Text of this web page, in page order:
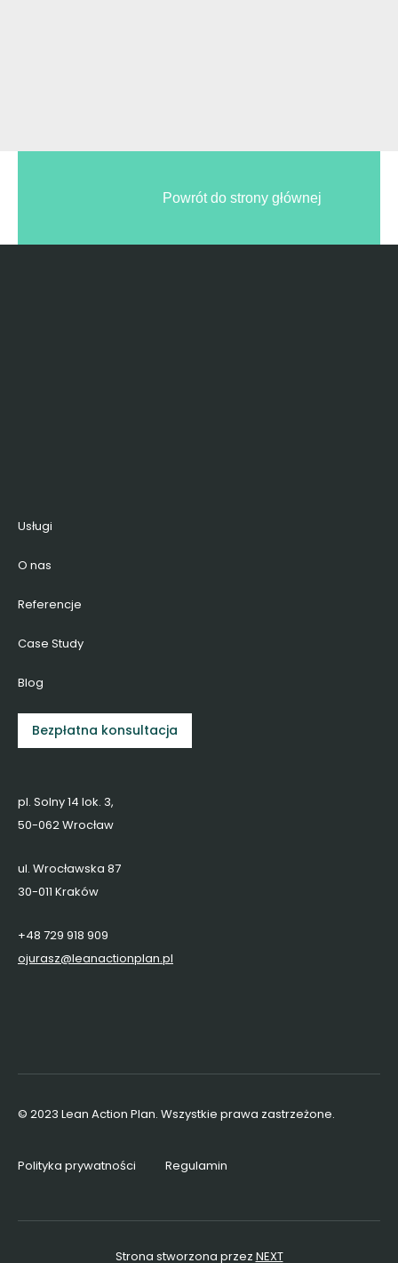
Powrót do strony głównej
Usługi
O nas
Referencje
Case Study
Blog
Bezpłatna konsultacja
pl. Solny 14 lok. 3,
50-062 Wrocław
ul. Wrocławska 87
30-011 Kraków
+48 729 918 909
ojurasz@leanactionplan.pl
© 2023 Lean Action Plan. Wszystkie prawa zastrzeżone.
Polityka prywatności Regulamin
Strona stworzona przez NEXT